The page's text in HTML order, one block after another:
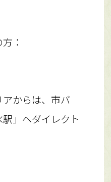
：
からは、市バ
」へダイレクト